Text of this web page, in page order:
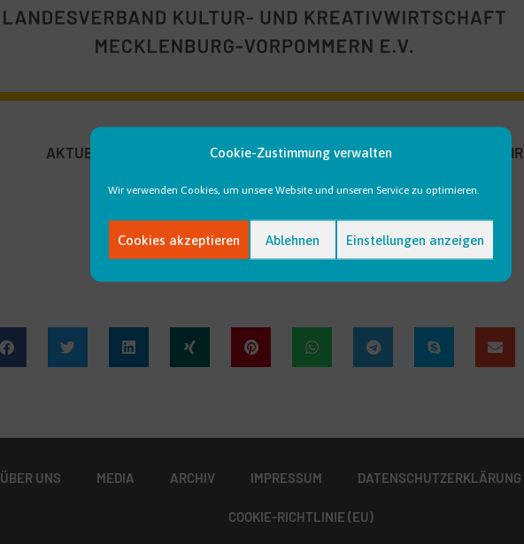
Cookie-Zustimmung verwalten
Wir verwenden Cookies, um unsere Website und unseren Service zu optimieren.
Cookies akzeptieren Ablehnen Einstellungen anzeigen
AKTUELLES LEISTUNGEN BRANCHE WIR
ÜBER UNS MEDIA ARCHIV IMPRESSUM DATENSCHUTZERKLÄRUNG
COOKIE-RICHTLINIE (EU)